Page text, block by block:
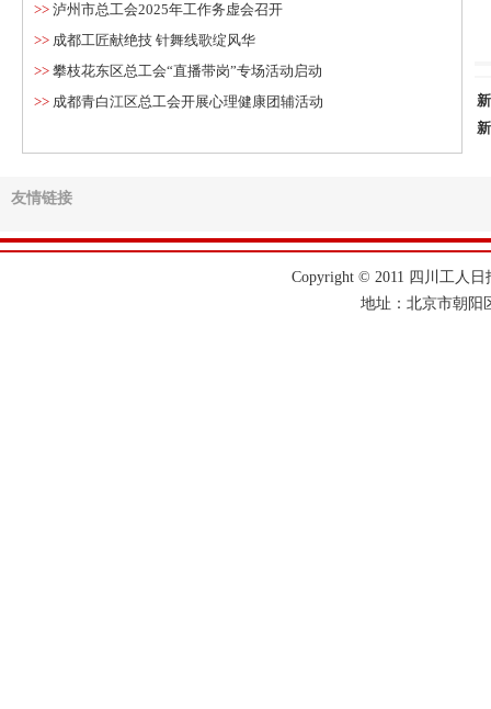
>> 泸州市总工会2025年工作务虚会召开
>> 成都工匠献绝技 针舞线歌绽风华
>> 攀枝花东区总工会“直播带岗”专场活动启动
>> 成都青白江区总工会开展心理健康团辅活动
友情链接
Copyright © 2011 四川工人
地址：北京市朝